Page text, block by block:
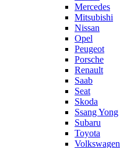
Mercedes
Mitsubishi
Nissan
Opel
Peugeot
Porsche
Renault
Saab
Seat
Skoda
Ssang Yong
Subaru
Toyota
Volkswagen